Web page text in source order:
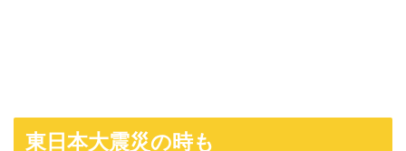
東日本大震災の時も